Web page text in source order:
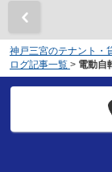
神戸三宮のテナント・
ログ記事一覧 > 電動自